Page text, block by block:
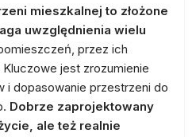
mieszkalnej to złożone
uwzględnienia wielu
przez ich
jest zrozumienie
i dopasowanie przestrzeni do
Dobrze zaprojektowany
ale też realnie